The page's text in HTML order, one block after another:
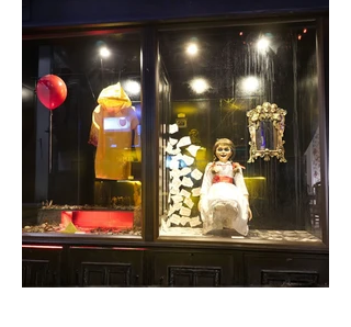
sinfónica en pleno, coro y una
sorprendente puesta en escena pensada
especialmente pa